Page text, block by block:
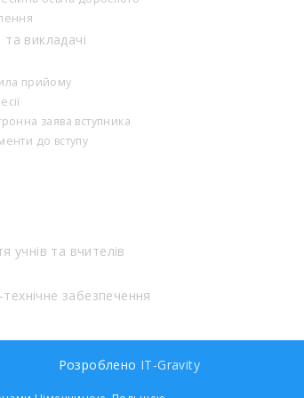
та викладачі
прийому
заява вступника
до вступу
учнів та вчителів
забезпечення
Розроблено IT-Gravity